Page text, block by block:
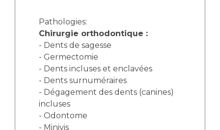
Les recherches en santé à l’AP-HM
Lieu de santé sans tabac
Pathologies:
Chirurgie orthodontique :
- Dents de sagesse
- Germectomie
- Dents incluses et enclavées
- Dents surnuméraires
- Dégagement des dents (canines)
incluses
- Odontome
- Minivis